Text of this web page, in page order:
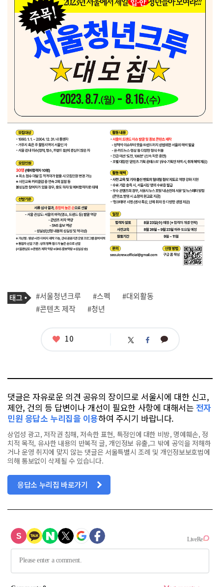
기
사
관
련
태
그
#서울청년크루 #스펙
#대외활동
#콘텐츠 제작
#청년
좋
10 트 페 카
댓글은 자유로운 의견 공유의 장이므로 서울시에 대한 신고,
제안, 건의 등 답변이나 개선이 필요한 사항에 대해서는 전자
민원 응답소 누리집을 이용하여 주시기 바랍니다.
상업성 광고, 저작권 침해, 저속한 표현, 특정인에 대한 비방, 명예훼손, 정
치적 목적, 유사한 내용의 반복적 글, 개인정보 유출,그 밖에 공익을 저해하
거나 운영 취지에 맞지 않는 댓글은 서울특별시 조례 및 개인정보보호법에
의해 통보없이 삭제될 수 있습니다.
응답소 누리집 바로가기